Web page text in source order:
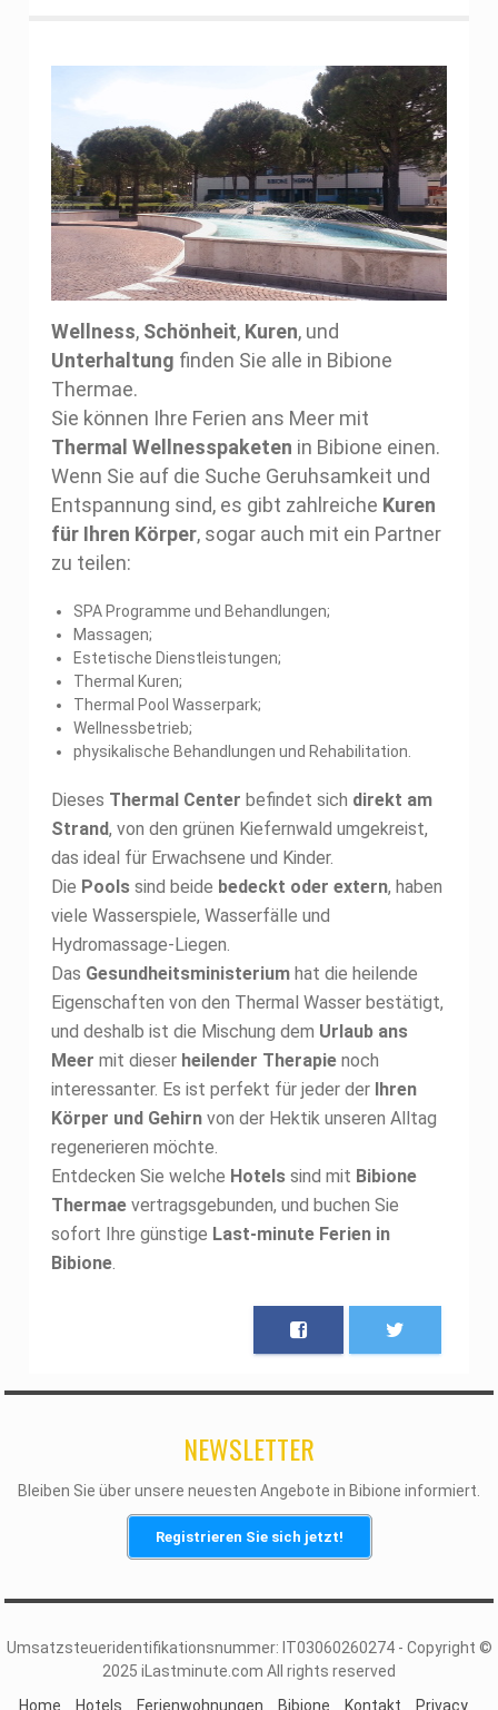
Wellness, Schönheit, Kuren, und
Unterhaltung finden Sie alle in Bibione
Thermae.
Sie können Ihre Ferien ans Meer mit
Thermal Wellnesspaketen in Bibione einen.
Wenn Sie auf die Suche Geruhsamkeit und
Entspannung sind, es gibt zahlreiche Kuren
für Ihren Körper, sogar auch mit ein Partner
zu teilen:
SPA Programme und Behandlungen;
Massagen;
Estetische Dienstleistungen;
Thermal Kuren;
Thermal Pool Wasserpark;
Wellnessbetrieb;
physikalische Behandlungen und Rehabilitation.
Dieses Thermal Center befindet sich direkt am
Strand, von den grünen Kiefernwald umgekreist,
das ideal für Erwachsene und Kinder.
Die Pools sind beide bedeckt oder extern, haben
viele Wasserspiele, Wasserfälle und
Hydromassage-Liegen.
Das Gesundheitsministerium hat die heilende
Eigenschaften von den Thermal Wasser bestätigt,
und deshalb ist die Mischung dem Urlaub ans
Meer mit dieser heilender Therapie noch
interessanter. Es ist perfekt für jeder der Ihren
Körper und Gehirn von der Hektik unseren Alltag
regenerieren möchte.
Entdecken Sie welche Hotels sind mit Bibione
Thermae vertragsgebunden, und buchen Sie
sofort Ihre günstige Last-minute Ferien in
Bibione.
NEWSLETTER
Bleiben Sie über unsere neuesten Angebote in Bibione informiert.
Registrieren Sie sich jetzt!
Umsatzsteueridentifikationsnummer: IT03060260274 - Copyright ©
2025 iLastminute.com All rights reserved
Home
Hotels Ferienwohnungen Bibione Kontakt Privacy